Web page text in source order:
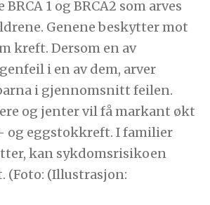
1 og BRCA2 som arves
Genene beskytter mot
kreft. Dersom en av
i en av dem, arver
i gjennomsnitt feilen.
og jenter vil få markant økt
og eggstokkreft. I familier
kan sykdomsrisikoen
(Foto: (Illustrasjon: